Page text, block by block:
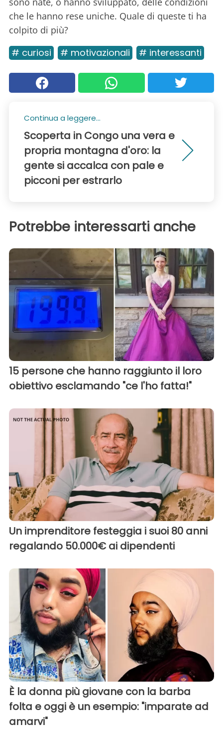
che le hanno rese uniche. Quale di queste ti ha
colpito di più?
# curiosi # motivazionali # interessanti
Continua a leggere...
Scoperta in Congo una vera e
propria montagna d'oro: la
gente si accalca con pale e
picconi per estrarlo
Potrebbe interessarti anche
15 persone che hanno raggiunto il loro
obiettivo esclamando "ce l'ho fatta!"
Un imprenditore festeggia i suoi 80 anni
regalando 50.000€ ai dipendenti
È la donna più giovane con la barba
folta e oggi è un esempio: "imparate ad
amarvi"